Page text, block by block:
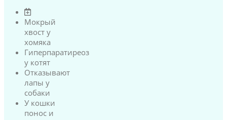
Мокрый
хвост у
хомяка
Гиперпаратиреоз
у котят
Отказывают
лапы у
собаки
У кошки
понос и